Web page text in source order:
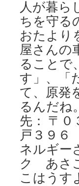
人が暮ら
ちを守る
おたより
屋さんの
ることで
す」、「
て、原発
るんだね
先： 〒
戸３９
ネルギー
ク あさ
こはうす